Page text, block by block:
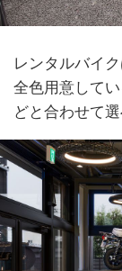
レンタルバイ
全色用意して
どと合わせて